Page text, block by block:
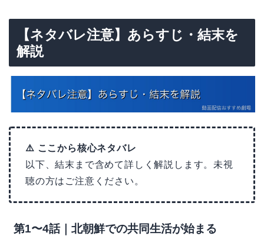
【ネタバレ注意】あらすじ・結末を
解説
⚠️ ここから核心ネタバレ
以下、結末まで含めて詳しく解説します。未視
聴の方はご注意ください。
第1〜4話｜北朝鮮での共同生活が始まる